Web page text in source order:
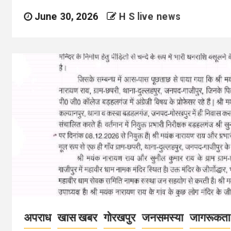
June 30, 2026 H S live news
अपराध खास खबर गोरखपुर जनसमस्या जागरूकता